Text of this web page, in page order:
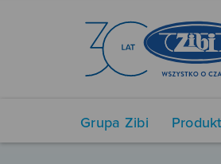
Grupa Zibi